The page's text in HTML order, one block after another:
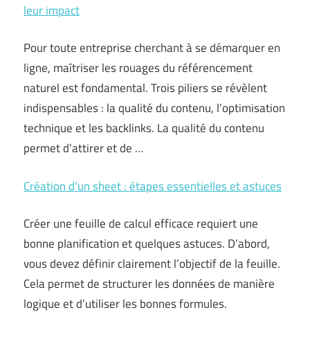
leur impact
Pour toute entreprise cherchant à se démarquer en
ligne, maîtriser les rouages du référencement
naturel est fondamental. Trois piliers se révèlent
indispensables : la qualité du contenu, l’optimisation
technique et les backlinks. La qualité du contenu
permet d’attirer et de …
Création d’un sheet : étapes essentielles et astuces
Créer une feuille de calcul efficace requiert une
bonne planification et quelques astuces. D’abord,
vous devez définir clairement l’objectif de la feuille.
Cela permet de structurer les données de manière
logique et d’utiliser les bonnes formules.